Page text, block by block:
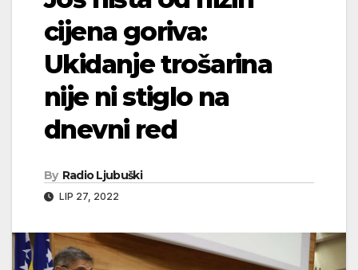
cijena goriva:
Ukidanje trošarina
nije ni stiglo na
dnevni red
By Radio Ljubuški
LIP 27, 2022